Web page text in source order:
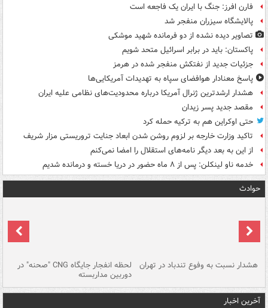
فارن افرز: جنگ با ایران یک فاجعه است
پالایشگاه سیزران منفجر شد
تصاویر دیده‌ نشده از دو فرمانده شهید موشکی
پاکستان: باید در برابر اسرائیل متحد شویم
جزئیات جدید از نفتکش منفجر شده در هرمز
پاسخ معنادار هوافضای سپاه به تهدیدات آمریکایی‌ها
هشدار ارشدترین ژنرال آمریکا درباره محدودیت‌های نظامی علیه ایران
مقصد جدید پسر زیدان
حتی اوکراین هم به ترکیه حمله کرد
تاکید وزارت خارجه بر لزوم روشن شدن ابعاد جنایت تروریستی مزار شریف
از این به بعد دیگر نامه‌های استقلال را امضا نمی‌کنم
خدمه ناو لینکلن: پس از ۸ ماه حضور در دریا خسته و درمانده‌ شدیم
حوادث
هشدار نسبت به وفوع تندباد در تهران لحظه انفجار جایگاه CNG "صحنه" در
دوربین مداربسته
آخرین اخبار